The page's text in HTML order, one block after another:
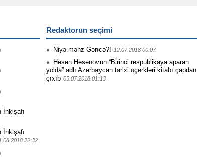
İnkişafı
İnkişafı
22:32
Redaktorun seçimi
Niyə məhz Gəncə?! 12.07.2018 00:07
Həsən Həsənovun “Birinci respublikaya aparan
yolda” adlı Azərbaycan tarixi oçerkləri kitabı çapdan
çıxıb 05.07.2018 01:13